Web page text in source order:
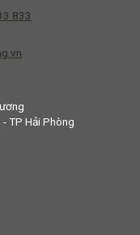
833
TP Hải Phòng